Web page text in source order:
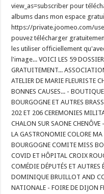
view_as=subscriber pour
albums dans mon espace
https://private.joomeo.com/
pouvez télécharger
les utiliser officiellement
l'image... VOICI LES 59
GRATUITEMENT...
ATELIER DE MARIE FLEURISTE
BONNES CAUSES... -
BOURGOGNE ET AUTRES
202 ET 206 CEREMONIES
CHALON SUR SAONE
LA GASTRONOMIE COLORE
BOURGOGNE COMITE MISS
COVID ET HÔPITAL CROIX
COMÉDIE DÉPUTÉS ET AUTRES
DOMINIQUE BRUILLOT AND
NATIONALE - FOIRE DE DIJON